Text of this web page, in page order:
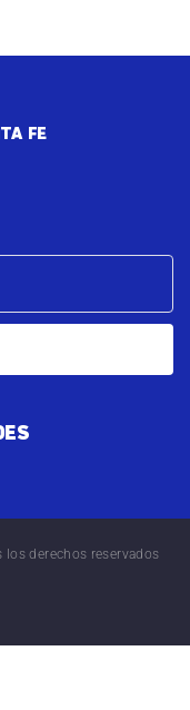
FE
derechos reservados